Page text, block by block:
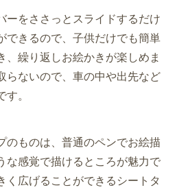
ーをささっとスライドするだけ
できるので、子供だけでも簡単
、繰り返しお絵かきが楽しめま
らないので、車の中や出先など
。
のものは、普通のペンでお絵描
な感覚で描けるところが魅力で
く広げることができるシートタ